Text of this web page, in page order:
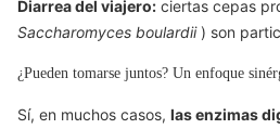
Diarrea del viajero: ciertas cepas
Saccharomyces boulardii) son
¿Pueden tomarse juntos? Un enfoque
Sí, en muchos casos, las enzimas